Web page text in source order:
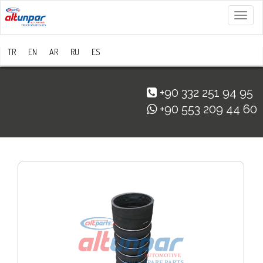
Menü
TR EN AR RU ES
+90 332 251 94 95
+90 553 209 44 60